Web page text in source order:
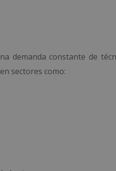
demanda constante de
sectores como: